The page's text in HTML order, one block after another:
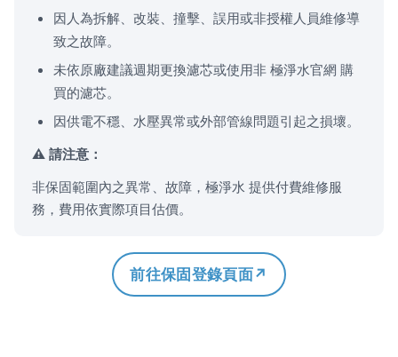
因人為拆解、改裝、撞擊、誤用或非授權人員維修導
致之故障。
未依原廠建議週期更換濾芯或使用非 極淨水官網 購
買的濾芯。
因供電不穩、水壓異常或外部管線問題引起之損壞。
請注意：
非保固範圍內之異常、故障，極淨水 提供付費維修服
務，費用依實際項目估價。
前往保固登錄頁面